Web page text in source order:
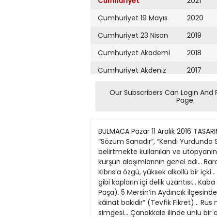
Cumhuriyet 19 Mayıs
Cumhuriyet 23 Nisan
Cumhuriyet Akademi
Cumhuriyet Akdeniz
Cumhuriyet Alışveriş
Cumhuriyet Ankara
Cumhuriyet Büyük
Taaruz
Cumhuriyet
Cumartesi
Cumhuriyet Çevre
2020
2019
2018
2017
2016
2015
2013
2012
2011
2010
2009
Our Subscribers Can Login And
Page
BULMACA Pazar 11 Aralık 2016 TASARIM: SERPİL ÜNAY 15 BULMACA SEDAT YAŞAYAN SOLDAN SAĞA 1 Resimde gördüğünüz, “İnsan Sıcağı”, “Sözüm Sanadır”, “Kendi Yurdunda Sürgünsün” gibi yapıtlarıyla tanınmış hekim ve yazarımız... Kötü, felaketli ve karamsar bir geleceği belirtmekte kullanılan ve ütopyanın karşıtı olan sözcük. 2 Kamboçya’nın para birimi... Metalleri tutturma işlemlerinde kullanılan, kalay ve kurşun alaşımlarının genel adı... Baraj ya da köprü inşaatı gibi nedenlerle bir akarsuyun önüne yapılan geçici bent. 3 Düzgünlük, tutarlık... Kıbrıs’a özgü, yüksek alkollü bir içki... Nâzım Hikmet’in soyadı. 4 “Her içinde seyredilir başka bir cihan”(Y.K. Beyatlı)... Çaydanlık, demlik, ibrik gibi kapların içi delik uzantısı... Kaba ve kırıcı kimse... “Bir içen çeşmei pürhunı fenâdan / Başın alamaz bir dahi bârânı beladan” (Ziya Paşa). 5 Mersin’in Aydıncık ilçesinde bir mağara... Kurşun boruların ağzını açmakta kullanılan ucu sivri takoz... Uğursuz. 6 “Derim, bulmaz kâinat bakidir” (Tevfik Fikret)... Rus müziğine özgü bir tür akordeon... Bir gösterme sıfatı... İçi küflü bir peynir cinsi. 7 Radon elementinin simgesi... Çanakkale ilinde ünlü bir antik kent... Kastamonu yöresine özgü, pirinç, bulgur ve mercimek karıştırılarak yapılan pilav... Kayınbirader. 8 Düz ve geniş arazi... Aldatma işi, hile... Anadolu halklarının en eski ana tanrıçası... Bir tür domino oyunu... Kars’ın doğusundaki ünlü eskiçağ kenti. 9 Filipinler’de yaşayan Müslüman bir topluluk... Ankara’nın Güdül ilçesinde bir göl... Eski Hint destanlarında kullanılan ve sekizer heceli iki dizeden oluşan birim. 10 Tarih öncesine dayanan efsane... Uçan, uçucu... Nefesli bir çalgı... Yüz metrekare tutarında yüzey ölçüsü birimi. 11 Doğal alüminyum, berilyum, sezyum Bu haftaki bulmaca ödülü 21. Yüzyılda Sınıflar ve Sınıf Mücadelesi Hazırlayanlar: Leo Panitch, Greg Albo, Vivek Chibber Yordam Kitap borat... Mora çalan kırmızı renk. 12 Eskiden Rusya’da tarım alanları için kullanılan bir ölçü birimi... Hükümdarlık tahtına çıkma... Bitlis’in Adilcevaz ilçesinde bir göl. 13 Eski dilde engerek yılanı... Bir gıda maddesi... “ ola davacı ve muhzır dahi şahit / Ol mahkemenin hükmüne derler mi adalet” (Ziya Paşa)... Azerbaycan’ın plaka imi... Ur ya da siğil. 14 Ordu’nun Perşembe ilçesinin eski adı... Eski Arapların recep ayında kestikleri kurban... Astronomi ve coğrafyada enlem dairesi. 15 Bitkisel kökenli bir yiyecek ya da içeceğin damakta algılanan hoş kokusu... Rey... Fasulyeye verilen bir başka ad. 16 Parola... Eskiden kökboya bitkisinden, bugün ise bireşim yoluyla elde edilen